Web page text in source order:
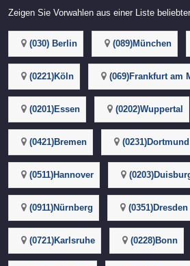
Zeigen Sie Vorwahlen aus einer Liste
(030) Berlin (089)München
(0221)Köln (069)Frankfurt am
(0201)Essen (0202)Wuppertal
(0421)Bremen (0231)Dortmund
(0511)Hannover
(0911)Nürnberg (0351)Dresden
(0721)Karlsruhe (0228)Bonn